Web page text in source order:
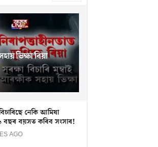
ভিক্ষা ৰিয়া
নেকি আমিষা
বছৰ বয়সত কৰিব সংসাৰ!
AGO